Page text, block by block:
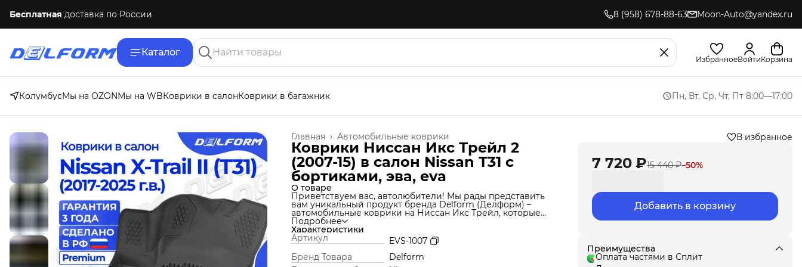
Бесплатная доставка по России 8 (958) 678-88-63 Moon-Auto@yandex.ru
Каталог
ИзбранноеВойтиКорзина
КолумбусМы на OZONМы на WBКоврики в салонКоврики в багажник Пн, Вт, Ср, Чт, Пт 8:00—17:00
Автомобильные коврики
Главная ›
Коврики Ниссан Икс Трейл 2
(2007-15) в салон Nissan Т31 с
бортиками, эва, eva
О товаре
Приветствуем вас, автолюбители! Мы рады представить
вам уникальный продукт бренда Delform (Делформ) –
автомобильные коврики на Ниссан Икс Трейл, которые
станут незаменимым аксессуаром для вашего автомобиля.
Мы используем уникальную технологию производства,
которая позволяет нам создавать коврики из материала
термоэластопласт (ТЭП), который идеально подходит под
салон автомобиля и обеспечивает надежную защиту от
грязи и влаги. Но это еще не все! Продукт Delform
Подробнее
Характеристики
Артикул
EVS-1007
Бренд Товара
Delform
В избранное
7 720 ₽15 440 ₽−50%
Добавить в корзину
Преимущества
Оплата частями в Сплит